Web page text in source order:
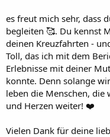
es freut mich sehr, dass
begleiten 🥰. Du kennst
deinen Kreuzfahrten -
Toll, das ich mit dem
Erlebnisse mit deiner
konnte. Denn solange
leben die Menschen, die
und Herzen weiter! ❤️
Vielen Dank für deine